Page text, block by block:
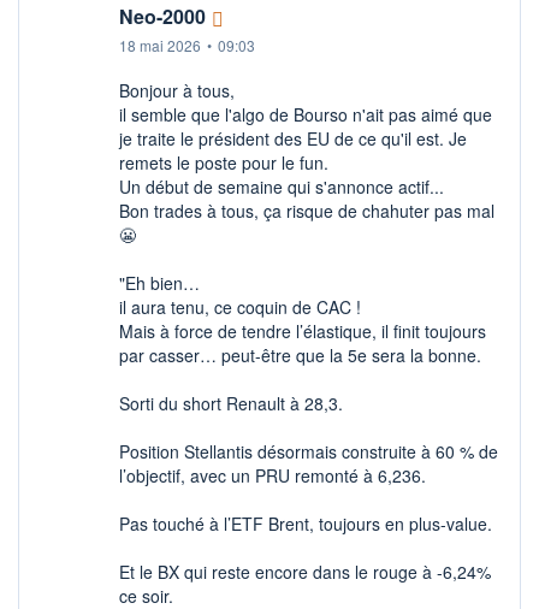
Neo-2000
18 mai 2026 • 09:03
Bonjour à tous,
il semble que l'algo de Bourso n'ait pas aimé que
je traite le président des EU de ce qu'il est. Je
remets le poste pour le fun.
Un début de semaine qui s'annonce actif...
Bon trades à tous, ça risque de chahuter pas mal
😬​
"Eh bien…
il aura tenu, ce coquin de CAC !
Mais à force de tendre l’élastique, il finit toujours
par casser… peut-être que la 5e sera la bonne.
Sorti du short Renault à 28,3.
Position Stellantis désormais construite à 60 % de
l’objectif, avec un PRU remonté à 6,236.
Pas touché à l’ETF Brent, toujours en plus-value.
Et le BX qui reste encore dans le rouge à -6,24%
ce soir.